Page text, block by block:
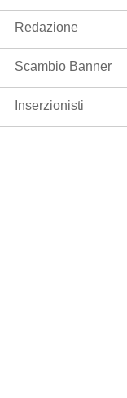
Redazione
Scambio Banner
Inserzionisti